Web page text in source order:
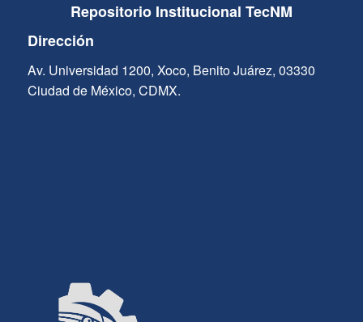
Repositorio Institucional TecNM
Dirección
Av. Universidad 1200, Xoco, Benito Juárez, 03330
Ciudad de México, CDMX.